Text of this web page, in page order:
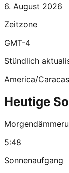
6. August 2026
Zeitzone
GMT-4
Stündlich
America/Caracas
Heutige
5:48
Sonnenaufgang